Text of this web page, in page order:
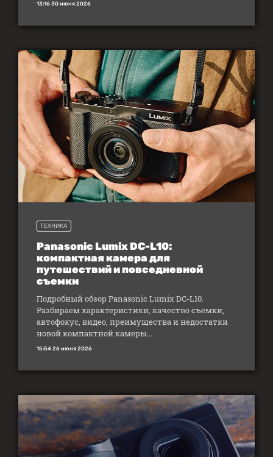
13:16 30 июня 2026
ТЕХНИКА
Panasonic Lumix DC-L10:
компактная камера для
путешествий и повседневной
съемки
Подробный обзор Panasonic Lumix DC-L10.
Разбираем характеристики, качество съемки,
автофокус, видео, преимущества и недостатки
новой компактной камеры...
15:54 26 июня 2026